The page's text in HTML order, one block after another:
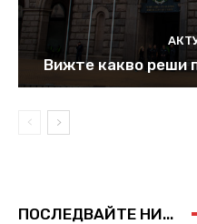
Вижте какво реши
ПОСЛЕДВАЙТЕ НИ...